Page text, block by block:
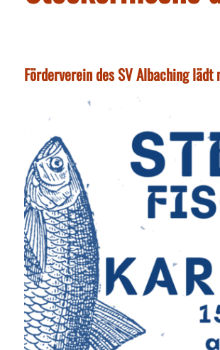
Förderverein des SV Albaching